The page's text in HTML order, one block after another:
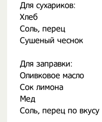
Для сухариков:
Хлеб
Соль, перец
Сушеный чеснок
Для заправки:
Оливковое масло
Сок лимона
Мед
Соль, перец по вкусу